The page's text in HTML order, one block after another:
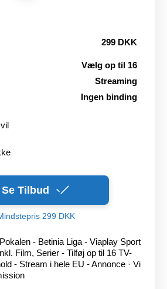
299 DKK
Vælg op til 16
Streaming
Ingen binding
Se Tilbud
299 DKK
- Betinia Liga - Viaplay Sport
Film, Serier - Tilføj op til 16 TV-
- Stream i hele EU - Annonce · Vi